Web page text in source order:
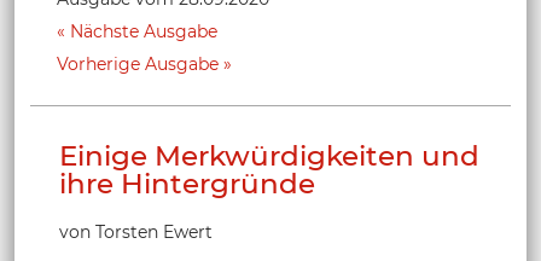
Nächste Ausgabe
Vorherige Ausgabe
Einige Merkwürdigkeiten und
ihre Hintergründe
von Torsten Ewert